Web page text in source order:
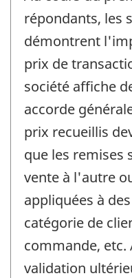
répondants, les
démontrent
prix de
société affiche
accorde
prix recueillis
que les remises
vente à l'autre
appliquées à
catégorie de
commande,
validation